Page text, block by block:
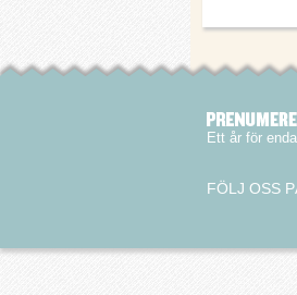
Ett år för
FÖLJ OSS